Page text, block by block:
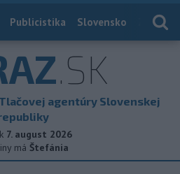
Publicistika Slovensko
.SK
agentúry Slovenskej
7. august 2026
má Štefánia